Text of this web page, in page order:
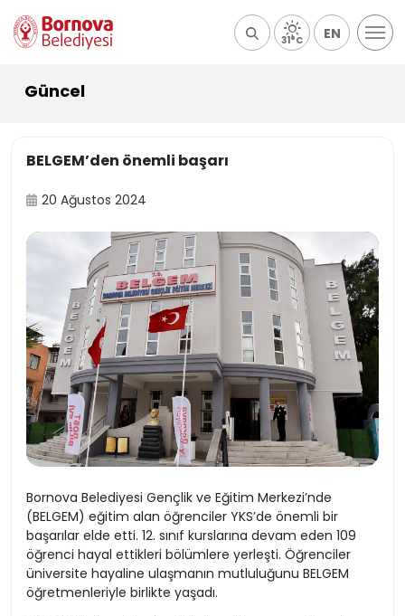
31°C EN
Güncel
BELGEM’den önemli başarı
20 Ağustos 2024
Bornova Belediyesi Gençlik ve Eğitim Merkezi’nde
(BELGEM) eğitim alan öğrenciler YKS’de önemli bir
başarılar elde etti. 12. sınıf kurslarına devam eden 109
öğrenci hayal ettikleri bölümlere yerleşti. Öğrenciler
üniversite hayaline ulaşmanın mutluluğunu BELGEM
öğretmenleriyle birlikte yaşadı.